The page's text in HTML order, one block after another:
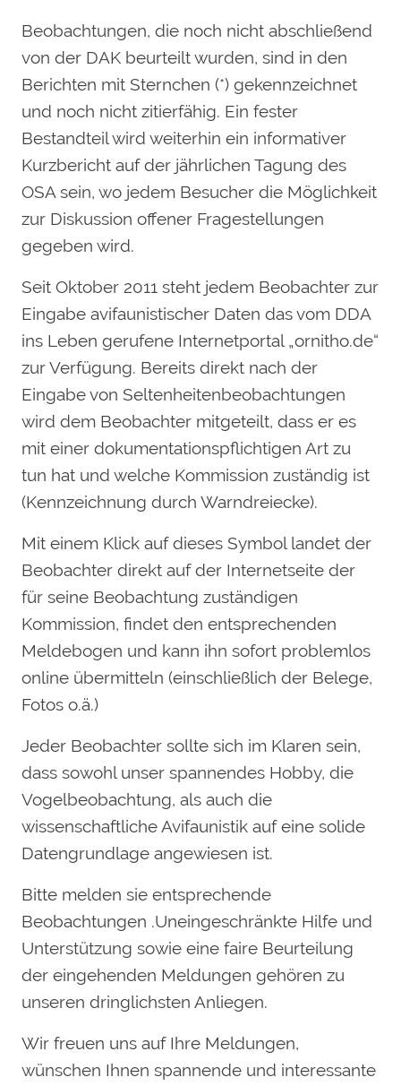
Beobachtungen, die noch nicht abschließend
von der DAK beurteilt wurden, sind in den
Berichten mit Sternchen (*) gekennzeichnet
und noch nicht zitierfähig. Ein fester
Bestandteil wird weiterhin ein informativer
Kurzbericht auf der jährlichen Tagung des
OSA sein, wo jedem Besucher die Möglichkeit
zur Diskussion offener Fragestellungen
gegeben wird.
Seit Oktober 2011 steht jedem Beobachter zur
Eingabe avifaunistischer Daten das vom DDA
ins Leben gerufene Internetportal „ornitho.de“
zur Verfügung. Bereits direkt nach der
Eingabe von Seltenheitenbeobachtungen
wird dem Beobachter mitgeteilt, dass er es
mit einer dokumentationspflichtigen Art zu
tun hat und welche Kommission zuständig ist
(Kennzeichnung durch Warndreiecke).
Mit einem Klick auf dieses Symbol landet der
Beobachter direkt auf der Internetseite der
für seine Beobachtung zuständigen
Kommission, findet den entsprechenden
Meldebogen und kann ihn sofort problemlos
online übermitteln (einschließlich der Belege,
Fotos o.ä.)
Jeder Beobachter sollte sich im Klaren sein,
dass sowohl unser spannendes Hobby, die
Vogelbeobachtung, als auch die
wissenschaftliche Avifaunistik auf eine solide
Datengrundlage angewiesen ist.
Bitte melden sie entsprechende
Beobachtungen .Uneingeschränkte Hilfe und
Unterstützung sowie eine faire Beurteilung
der eingehenden Meldungen gehören zu
unseren dringlichsten Anliegen.
Wir freuen uns auf Ihre Meldungen,
wünschen Ihnen spannende und interessante